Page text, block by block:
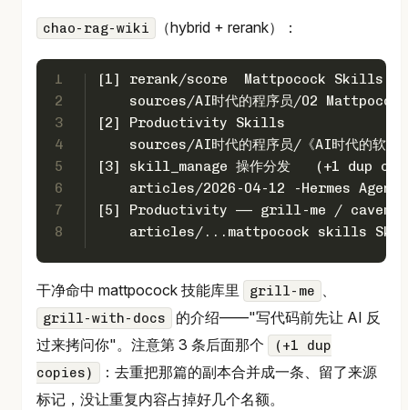
chao-rag-wiki （hybrid + rerank）：
1
2
3
4
5
6
7
8
[1] rerank/score  Mattpocock Skills 系统
sources/AI时代的程序员/02
[2] Productivity Skills
sources/AI时代的程序员/《AI时代的软件
[3] skill_manage 操作分发   (+1 dup
articles/2026-04-12 -Hermes Agent
[5] Productivity —— grill-me /
articles/...mattpocock skills
干净命中 mattpocock 技能库里 grill-me 、
grill-with-docs
的介绍——"写代码前先让 AI 反
过来拷问你"。注意第 3 条后面那个
(+1 dup
copies)
：去重把那篇的副本合并成一条、留了来源
标记，没让重复内容占掉好几个名额。